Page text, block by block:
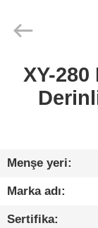
EV
VR
Heavy
Industry
Reserved.XY-
Menşe yeri:
Marka adı:
Sertifika: